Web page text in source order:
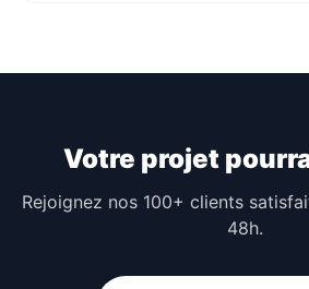
Votre projet
Rejoignez nos 100+ clients
48h.